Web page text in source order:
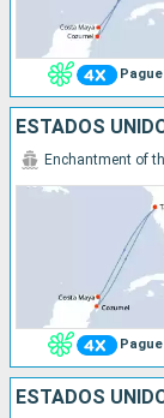
ESTADOS
Enchantment of
ESTADOS